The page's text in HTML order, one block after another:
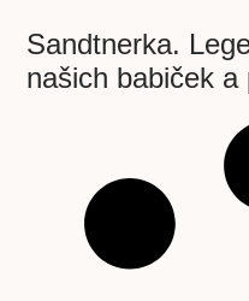
Sandtnerka.
našich babiček a